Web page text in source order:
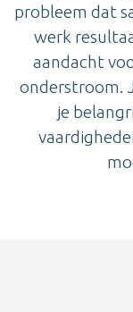
probleem dat
werk
aandacht
onderstroom.
je